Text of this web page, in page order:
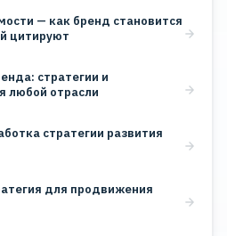
— как бренд становится
цитируют
стратегии и
любой отрасли
стратегии развития
для продвижения